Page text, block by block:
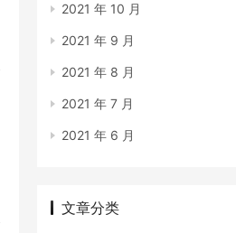
2021 年 10 月
2021 年 9 月
2021 年 8 月
2021 年 7 月
2021 年 6 月
文章分类